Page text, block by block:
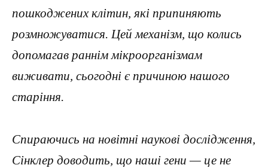
пошкоджених клітин, які припиняють
розмножуватися. Цей механізм, що колись
допомагав раннім мікроорганізмам
виживати, сьогодні є причиною нашого
старіння.
Спираючись на новітні наукові дослідження,
Сінклер доводить, що наші гени — це не